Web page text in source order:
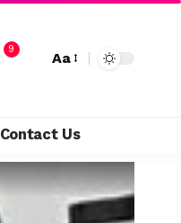
9
Aa
Contact Us